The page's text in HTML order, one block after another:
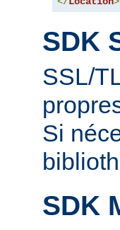
SDK
SSL/
Si
SDK